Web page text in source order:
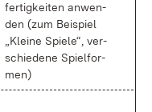
fer­tig­kei­ten an­wen­
den (zum Bei­spiel
„Klei­ne Spie­le“, ver­
schie­de­ne Spiel­for­
men)